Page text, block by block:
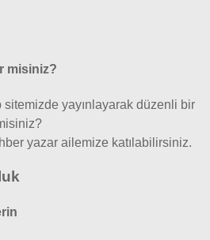
misiniz?
yayınlayarak düzenli bir
yazar ailemize katılabilirsiniz.